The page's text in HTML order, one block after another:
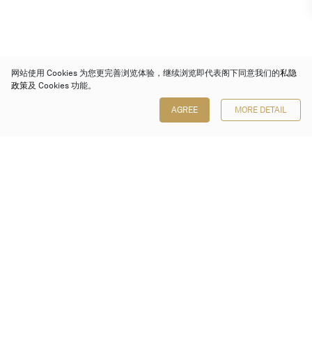
网站使用 Cookies 为您更完善浏览体验，继续浏览即代表阁下同意我们的私隐
政策及 Cookies 功能。
AGREE MORE DETAIL